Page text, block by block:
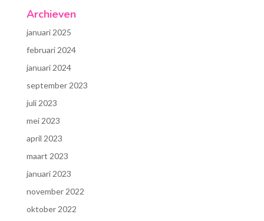
Archieven
januari 2025
februari 2024
januari 2024
september 2023
juli 2023
mei 2023
april 2023
maart 2023
januari 2023
november 2022
oktober 2022